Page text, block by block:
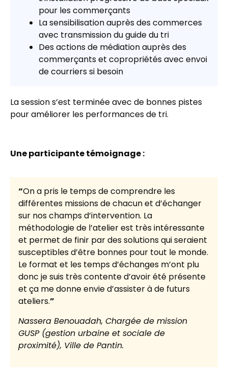
pour les commerçants
La sensibilisation auprès des commerces
avec transmission du guide du tri
Des actions de médiation auprès des
commerçants et copropriétés avec envoi
de courriers si besoin
La session s’est terminée avec de bonnes pistes
pour améliorer les performances de tri.
Une participante témoignage :
“On a pris le temps de comprendre les
différentes missions de chacun et d’échanger
sur nos champs d’intervention. La
méthodologie de l’atelier est très intéressante
et permet de finir par des solutions qui seraient
susceptibles d’être bonnes pour tout le monde.
Le format et les temps d’échanges m’ont plu
donc je suis très contente d’avoir été présente
et ça me donne envie d’assister à de futurs
ateliers.”
Nassera Benouadah, Chargée de mission
GUSP (gestion urbaine et sociale de
proximité), Ville de Pantin.